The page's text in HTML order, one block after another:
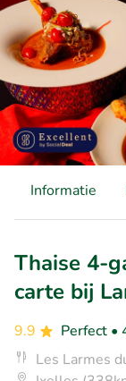
Informatie
Thaise 4-
carte bij
9.9 Perfect •
Les Larmes